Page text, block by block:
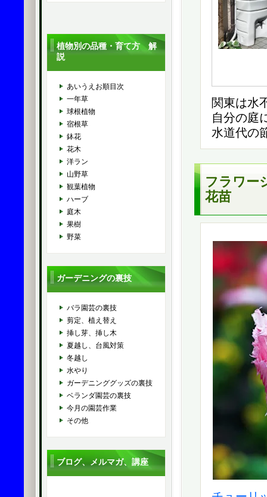
関東は水
自分の庭
水道代の
フラワー
花苗
植物別の品種・育て方 解
説
あいうえお順目次
一年草
球根植物
宿根草
鉢花
花木
洋ラン
山野草
観葉植物
ハーブ
庭木
果樹
野菜
ガーデニングの裏技
バラ園芸の裏技
剪定、植え替え
挿し芽、挿し木
夏越し、台風対策
冬越し
水やり
ガーデニンググッズの裏技
ベランダ園芸の裏技
今月の園芸作業
その他
ブログ、メルマガ、講座